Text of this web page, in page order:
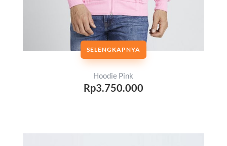
SELENGKAPNYA
Hoodie Pink
Rp3.750.000